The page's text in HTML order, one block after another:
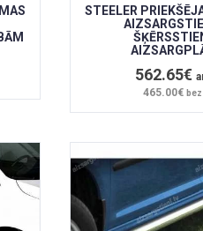
STEELER
562.65€
465.00€bez